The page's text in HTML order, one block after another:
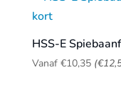
HSS-E
Vanaf €10,35 (€